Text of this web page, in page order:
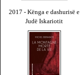
2017 - Kënga e dashurisë e
Judë Iskariotit